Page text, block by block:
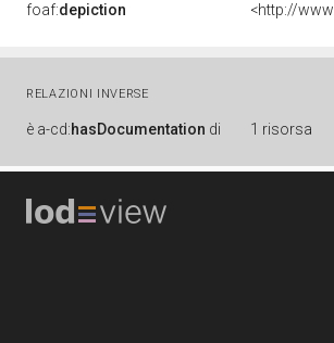
foaf:depiction <http://
RELAZIONI INVERSE
è a-cd:hasDocumentation di 1 risorsa